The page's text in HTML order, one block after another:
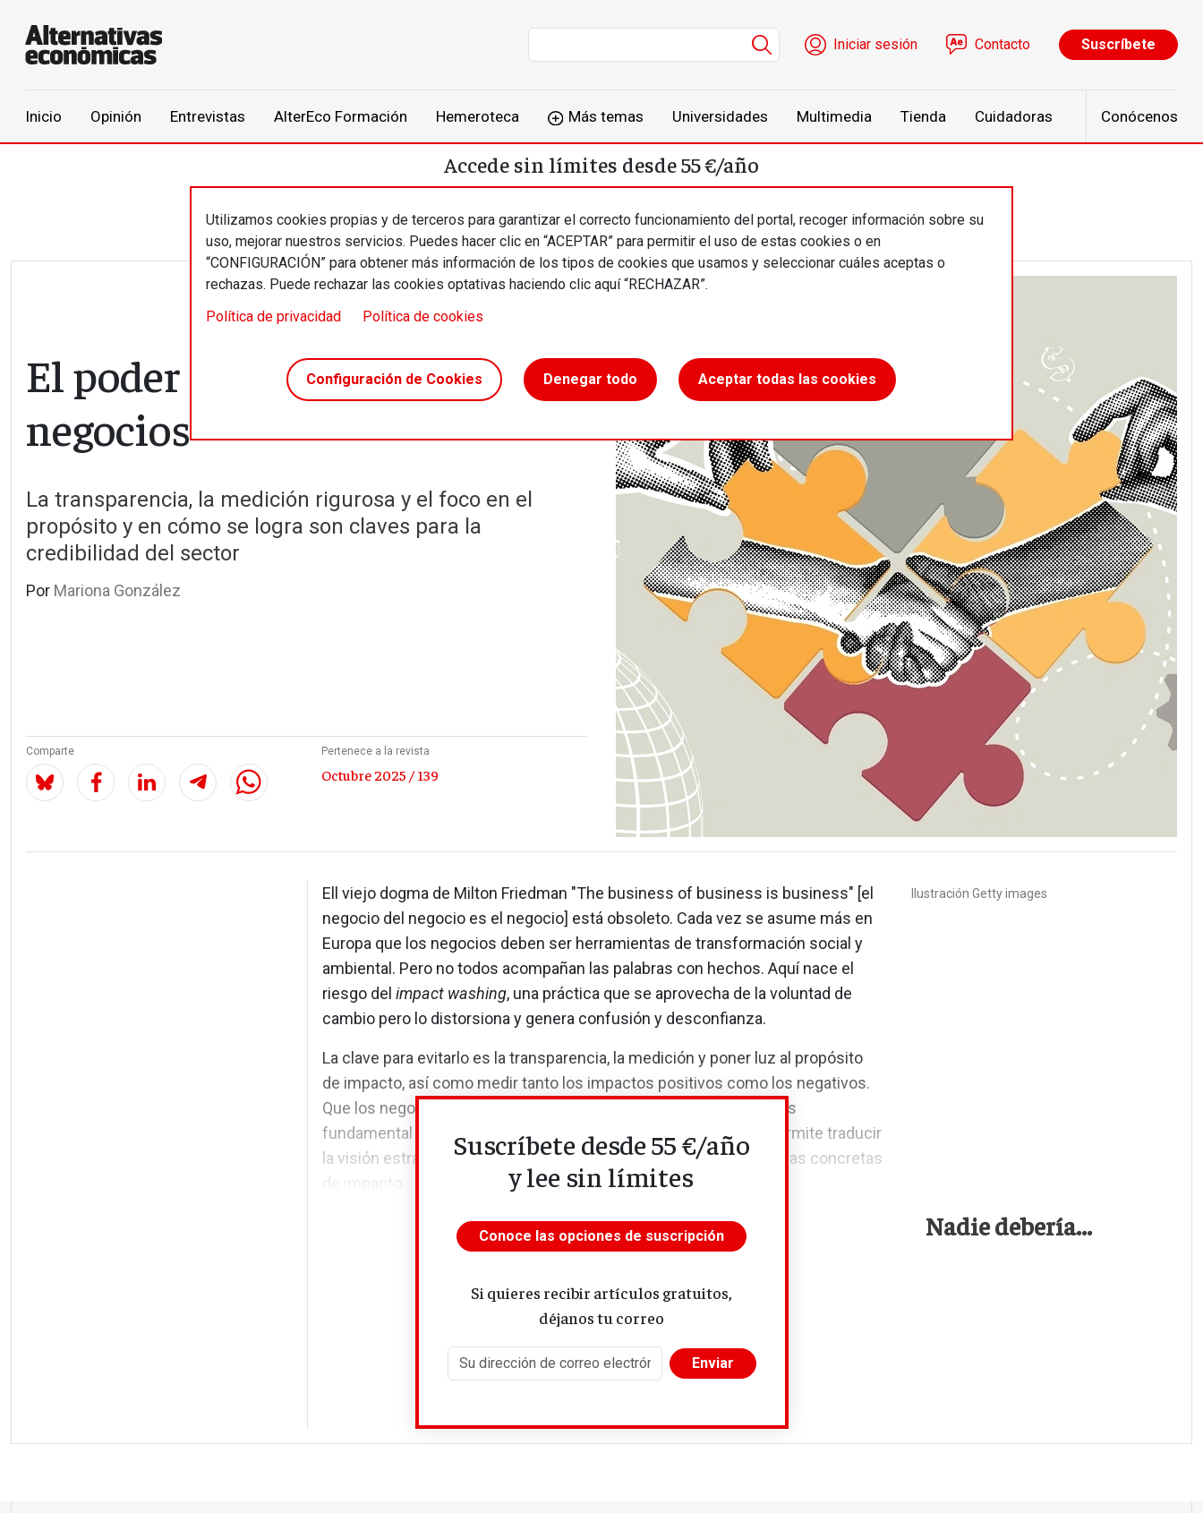
Menú de cuenta de usuario
Iniciar sesión Contacto Suscríbete
Inicio Opinión Entrevistas AlterEco Formación Hemeroteca Más temas Universidades Multimedia Tienda Cuidadoras Conócenos
Utilizamos cookies propias y de terceros para garantizar el correcto funcionamiento del portal, recoger información sobre su
uso, mejorar nuestros servicios. Puedes hacer clic en “ACEPTAR” para permitir el uso de estas cookies o en
“CONFIGURACIÓN” para obtener más información de los tipos de cookies que usamos y seleccionar cuáles aceptas o
rechazas. Puede rechazar las cookies optativas haciendo clic aquí “RECHAZAR”.
Política de privacidad
Política de cookies
Configuración de Cookies Denegar todo Aceptar todas las cookies
Accede sin límites desde 55 €/año
El poder transformador de los
negocios
La transparencia, la medición rigurosa y el foco en el
propósito y en cómo se logra son claves para la
credibilidad del sector
Por Mariona González
Comparte Pertenece a la revista
Octubre 2025 / 139
Ilustración Getty images
Ell viejo dogma de Milton Friedman "The business of business is business" [el
negocio del negocio es el negocio] está obsoleto. Cada vez se asume más en
Europa que los negocios deben ser herramientas de transformación social y
ambiental. Pero no todos acompañan las palabras con hechos. Aquí nace el
riesgo del impact washing, una práctica que se aprovecha de la voluntad de
cambio pero lo distorsiona y genera confusión y desconfianza.
La clave para evitarlo es la transparencia, la medición y poner luz al propósito
de impacto, así como medir tanto los impactos positivos como los negativos.
Que los negocios apliquen la metodología de la teoría de cambio es
fundamental para conectar intenciones y acciones. Esta teoría permite traducir
la visión estratégica en un camino claro y secuenciado con métricas concretas
Nadie debería...
Suscríbete desde 55 €/año
y lee sin límites
Conoce las opciones de suscripción
Si quieres recibir artículos gratuitos,
déjanos tu correo